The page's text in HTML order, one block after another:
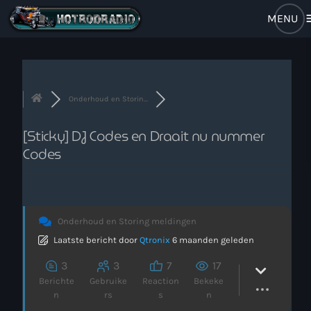
Home
Forum
Programma
Stem Op Ons
Onderhoud en Storin...
[Sticky]DJ Codes en Draait nu nummer
Codes
Onderhoud en Storing meldingen
Laatste bericht door Qtronix 6 maanden geleden
3
Berichte
n
3
Gebruike
rs
7
Reaction
s
17
Bekeke
n